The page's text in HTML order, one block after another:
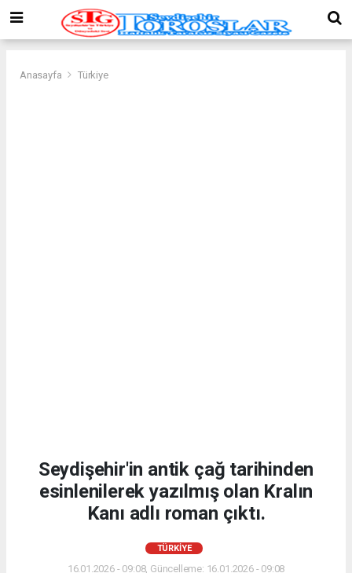
Anasayfa Türkiye
Seydişehir'in antik çağ tarihinden
esinlenilerek yazılmış olan Kralın
Kanı adlı roman çıktı.
TÜRKIYE
16.01.2026 - 09:08, Güncelleme: 16.01.2026 - 09:08